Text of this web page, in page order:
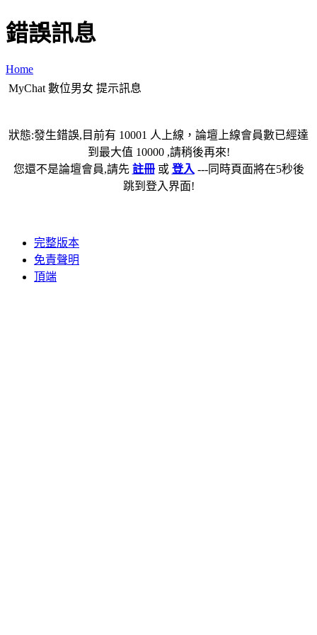
錯誤訊息
Home
MyChat 數位男女 提示訊息
狀態:發生錯誤,目前有 10001 人上線，論壇上線會員數已經達
到最大值 10000 ,請稍後再來!
您還不是論壇會員,請先 註冊或 登入 ---同時頁面將在5秒後
跳到登入界面!
完整版本
免責聲明
頂端